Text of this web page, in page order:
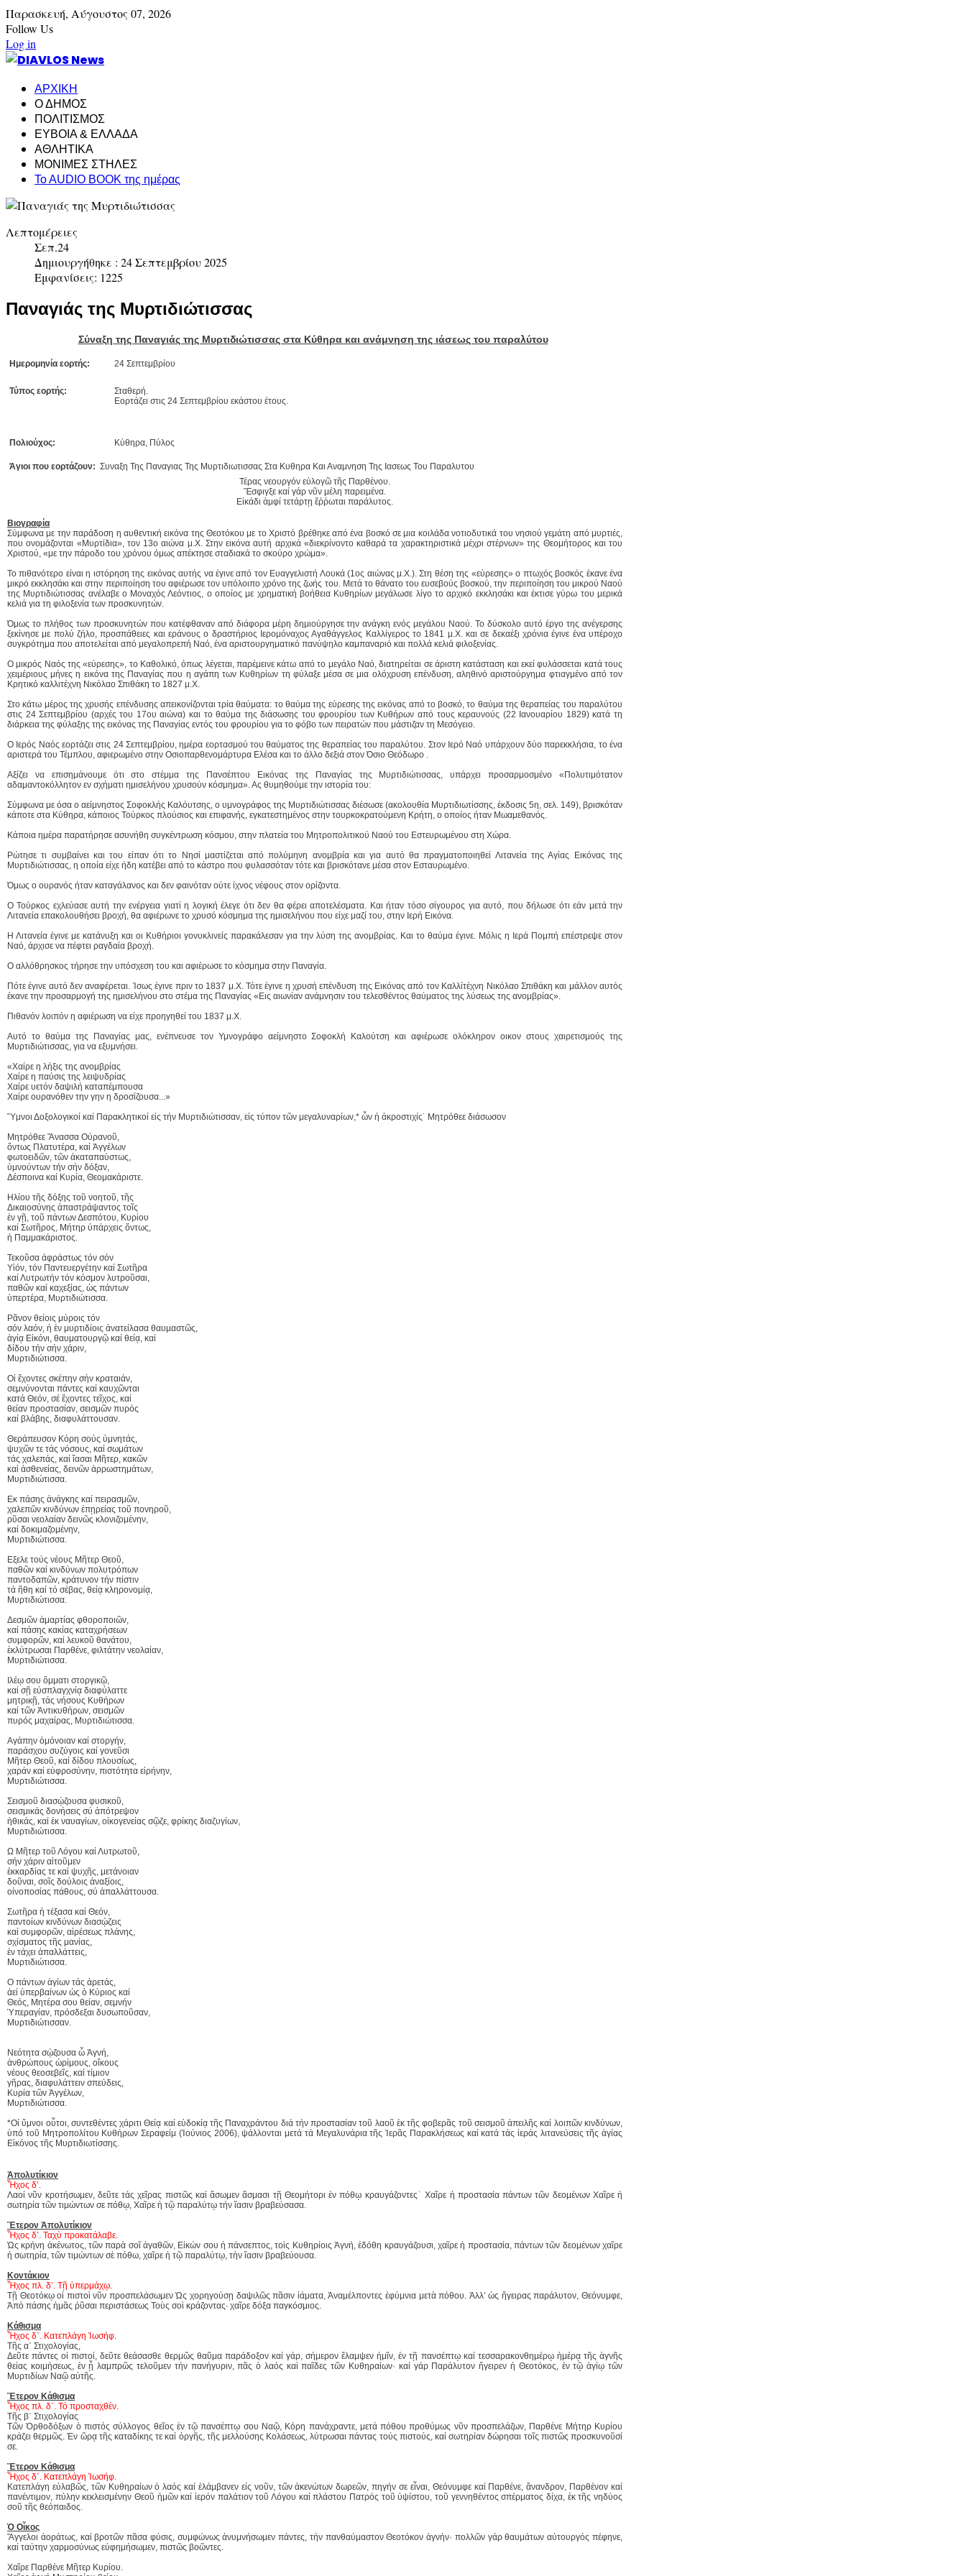
Παρασκευή, Αύγουστος 07, 2026
Follow Us
Log in
ΑΡΧΙΚΗ
Ο ΔΗΜΟΣ
ΠΟΛΙΤΙΣΜΟΣ
ΕΥΒΟΙΑ & ΕΛΛΑΔΑ
ΑΘΛΗΤΙΚΑ
ΜΟΝΙΜΕΣ ΣΤΗΛΕΣ
To AUDIO BOOK της ημέρας
Λεπτομέρειες
Σεπ.24
Δημιουργήθηκε : 24 Σεπτεμβρίου 2025
Εμφανίσεις: 1225
Παναγιάς της Μυρτιδιώτισσας
Σύναξη της Παναγιάς της Μυρτιδιώτισσας στα Κύθηρα και ανάμνηση της ιάσεως του παραλύτου
Ημερομηνία εορτής: 24 Σεπτεμβρίου
Τύπος εορτής:
Σταθερή.
Εορτάζει στις 24 Σεπτεμβρίου εκάστου έτους.
Πολιούχος: Κύθηρα, Πύλος
Άγιοι που εορτάζουν: Συναξη Της Παναγιας Της Μυρτιδιωτισσας Στα Κυθηρα Και Αναμνηση Της Ιασεως Του Παραλυτου
Τέρας νεουργόν εὐλογῶ τῆς Παρθένου.
Ἔσφιγξε καί γάρ νῦν μέλη παρειμένα.
Εἰκάδι ἀμφί τετάρτῃ ἔῤῥωται παράλυτος.
Βιογραφία
Σύμφωνα με την παράδοση η αυθεντική εικόνα της Θεοτόκου με το Χριστό βρέθηκε από ένα βοσκό σε μια κοιλάδα νοτιοδυτικά του νησιού γεμάτη από μυρτιές,
που ονομάζονται «Μυρτίδια», τον 13ο αιώνα μ.Χ. Στην εικόνα αυτή αρχικά «διεκρίνοντο καθαρά τα χαρακτηριστικά μέχρι στέρνων» της Θεομήτορος και του
Χριστού, «με την πάροδο του χρόνου όμως απέκτησε σταδιακά το σκούρο χρώμα».
Το πιθανότερο είναι η ιστόρηση της εικόνας αυτής να έγινε από τον Ευαγγελιστή Λουκά (1ος αιώνας μ.Χ.). Στη θέση της «εύρεσης» ο πτωχός βοσκός έκανε ένα
μικρό εκκλησάκι και στην περιποίηση του αφιέρωσε τον υπόλοιπο χρόνο της ζωής του. Μετά το θάνατο του ευσεβούς βοσκού, την περιποίηση του μικρού Ναού
της Μυρτιδιώτισσας ανέλαβε ο Μοναχός Λεόντιος, ο οποίος με χρηματική βοήθεια Κυθηρίων μεγάλωσε λίγο το αρχικό εκκλησάκι και έκτισε γύρω του μερικά
κελιά για τη φιλοξενία των προσκυνητών.
Όμως το πλήθος των προσκυνητών που κατέφθαναν από διάφορα μέρη δημιούργησε την ανάγκη ενός μεγάλου Ναού. Το δύσκολο αυτό έργο της ανέγερσης
ξεκίνησε με πολύ ζήλο, προσπάθειες και εράνους ο δραστήριος Ιερομόναχος Αγαθάγγελος Καλλίγερος το 1841 μ.Χ. και σε δεκαέξι χρόνια έγινε ένα υπέροχο
συγκρότημα που αποτελείται από μεγαλοπρεπή Ναό, ένα αριστουργηματικό πανύψηλο καμπαναριό και πολλά κελιά φιλοξενίας.
Ο μικρός Ναός της «εύρεσης», το Καθολικό, όπως λέγεται, παρέμεινε κάτω από το μεγάλο Ναό, διατηρείται σε άριστη κατάσταση και εκεί φυλάσσεται κατά τους
χειμέριους μήνες η εικόνα της Παναγίας που η αγάπη των Κυθηρίων τη φύλαξε μέσα σε μια ολόχρυση επένδυση, αληθινό αριστούργημα φτιαγμένο από τον
Κρητικό καλλιτέχνη Νικόλαο Σπιθάκη το 1827 μ.Χ.
Στο κάτω μέρος της χρυσής επένδυσης απεικονίζονται τρία θαύματα: το θαύμα της εύρεσης της εικόνας από το βοσκό, το θαύμα της θεραπείας του παραλύτου
στις 24 Σεπτεμβρίου (αρχές του 17ου αιώνα) και το θαύμα της διάσωσης του φρουρίου των Κυθήρων από τους κεραυνούς (22 Ιανουαρίου 1829) κατά τη
διάρκεια της φύλαξης της εικόνας της Παναγίας εντός του φρουρίου για το φόβο των πειρατών που μάστιζαν τη Μεσόγειο.
Ο Ιερός Ναός εορτάζει στις 24 Σεπτεμβρίου, ημέρα εορτασμού του θαύματος της θεραπείας του παραλύτου. Στον Ιερό Ναό υπάρχουν δύο παρεκκλήσια, το ένα
αριστερά του Τέμπλου, αφιερωμένο στην Οσιοπαρθενομάρτυρα Ελέσα και το άλλο δεξιά στον Όσιο Θεόδωρο .
Αξίζει να επισημάνουμε ότι στο στέμμα της Πανσέπτου Εικόνας της Παναγίας της Μυρτιδιώτισσας, υπάρχει προσαρμοσμένο «Πολυτιμότατον
αδαμαντοκόλλητον εν σχήματι ημισελήνου χρυσούν κόσμημα». Ας θυμηθούμε την ιστορία του:
Σύμφωνα με όσα ο αείμνηστος Σοφοκλής Καλόυτσης, ο υμνογράφος της Μυρτιδιώτισσας διέσωσε (ακολουθία Μυρτιδιωτίσσης, έκδοσις 5η, σελ. 149), βρισκόταν
κάποτε στα Κύθηρα, κάποιος Τούρκος πλούσιος και επιφανής, εγκατεστημένος στην τουρκοκρατούμενη Κρήτη, ο οποίος ήταν Μωαμεθανός.
Κάποια ημέρα παρατήρησε ασυνήθη συγκέντρωση κόσμου, στην πλατεία του Μητροπολιτικού Ναού του Εστευρωμένου στη Χώρα.
Ρώτησε τι συμβαίνει και του είπαν ότι το Νησί μαστίζεται από πολύμηνη ανομβρία και για αυτό θα πραγματοποιηθεί Λιτανεία της Αγίας Εικόνας της
Μυρτιδιώτισσας, η οποία είχε ήδη κατέβει από το κάστρο που φυλασσόταν τότε και βρισκότανε μέσα στον Εσταυρωμένο.
Όμως ο ουρανός ήταν καταγάλανος και δεν φαινόταν ούτε ίχνος νέφους στον ορίζοντα.
Ο Τούρκος εχλεύασε αυτή την ενέργεια γιατί η λογική έλεγε ότι δεν θα φέρει αποτελέσματα. Και ήταν τόσο σίγουρος για αυτό, που δήλωσε ότι εάν μετά την
Λιτανεία επακολουθήσει βροχή, θα αφιέρωνε το χρυσό κόσμημα της ημισελήνου που είχε μαζί του, στην Ιερή Εικόνα.
Η Λιτανεία έγινε με κατάνυξη και οι Κυθήριοι γονυκλινείς παρακάλεσαν για την λύση της ανομβρίας. Και το θαύμα έγινε. Μόλις η Ιερά Πομπή επέστρεψε στον
Ναό, άρχισε να πέφτει ραγδαία βροχή.
Ο αλλόθρησκος τήρησε την υπόσχεση του και αφιέρωσε το κόσμημα στην Παναγία.
Πότε έγινε αυτό δεν αναφέρεται. Ίσως έγινε πριν το 1837 μ.Χ. Τότε έγινε η χρυσή επένδυση της Εικόνας από τον Καλλίτέχνη Νικόλαο Σπιθάκη και μάλλον αυτός
έκανε την προσαρμογή της ημισελήνου στο στέμα της Παναγίας «Εις αιωνίαν ανάμνησιν του τελεσθέντος θαύματος της λύσεως της ανομβρίας».
Πιθανόν λοιπόν η αφιέρωση να είχε προηγηθεί του 1837 μ.Χ.
Αυτό το θαύμα της Παναγίας μας, ενέπνευσε τον Υμνογράφο αείμνηστο Σοφοκλή Καλούτση και αφιέρωσε ολόκληρον οικον στους χαιρετισμούς της
Μυρτιδιώτισσας, για να εξυμνήσει.
«Χαίρε η λήξις της ανομβρίας
Χαίρε η παύσις της λειψυδρίας
Χαίρε υετόν δαψιλή καταπέμπουσα
Χαίρε ουρανόθεν την γην η δροσίζουσα...»
Ὕμνοι Δοξολογικοί καί Παρακλητικοί εἰς τήν Μυρτιδιώτισσαν, εἰς τύπον τῶν μεγαλυναρίων,* ὧν ἡ ἀκροστιχίς˙ Μητρόθεε διάσωσον
Μητρόθεε Ἄνασσα Οὐρανοῦ,
ὄντως Πλατυτέρα, καί Ἀγγέλων
φωτοειδῶν, τῶν ἀκαταπαύστως,
ὑμνούντων τήν σήν δόξαν,
Δέσποινα καί Κυρία, Θεομακάριστε.
Ηλίου τῆς δόξης τοῦ νοητοῦ, τῆς
Δικαιοσύνης ἀπαστράψαντος τοῖς
ἐν γῇ, τοῦ πάντων Δεσπότου, Κυρίου
καί Σωτῆρος, Μήτηρ ὑπάρχεις ὄντως,
ἡ Παμμακάριστος.
Τεκοῦσα ἀφράστως τόν σόν
Υἱόν, τόν Παντευεργέτην καί Σωτῆρα
καί Λυτρωτήν τόν κόσμον λυτροῦσαι,
παθῶν καί καχεξίας, ὡς πάντων
ὑπερτέρα, Μυρτιδιώτισσα.
Ρᾶνον θείοις μύροις τόν
σόν λαόν, ἡ ἐν μυρτιδίοις ἀνατείλασα θαυμαστῶς,
ἁγίᾳ Εἰκόνι, θαυματουργῷ καί θείᾳ, καί
δίδου τήν σήν χάριν,
Μυρτιδιώτισσα.
Οἱ ἔχοντες σκέπην σήν κραταιάν,
σεμνύνονται πάντες καί καυχῶνται
κατά Θεόν, σέ ἔχοντες τεῖχος, καί
θείαν προστασίαν, σεισμῶν πυρός
καί βλάβης, διαφυλάττουσαν.
Θεράπευσον Κόρη σούς ὑμνητάς,
ψυχῶν τε τάς νόσους, καί σωμάτων
τάς χαλεπάς, καί ἴασαι Μῆτερ, κακῶν
καί ἀσθενείας, δεινῶν ἀρρωστημάτων,
Μυρτιδιώτισσα.
Εκ πάσης ἀνάγκης καί πειρασμῶν,
χαλεπῶν κινδύνων ἐπῃρείας τοῦ πονηροῦ,
ρῦσαι νεολαίαν δεινῶς κλονιζομένην,
καί δοκιμαζομένην,
Μυρτιδιώτισσα.
Εξελε τούς νέους Μῆτερ Θεοῦ,
παθῶν καί κινδύνων πολυτρόπων
παντοδαπῶν, κράτυνον τήν πίστιν
τά ἤθη καί τό σέβας, θείᾳ κληρονομίᾳ,
Μυρτιδιώτισσα.
Δεσμῶν ἁμαρτίας φθοροποιῶν,
καί πάσης κακίας καταχρήσεων
συμφορῶν, καί λευκοῦ θανάτου,
ἐκλύτρωσαι Παρθένε, φιλτάτην νεολαίαν,
Μυρτιδιώτισσα.
Ιλέῳ σου ὄμματι στοργικῷ,
καί σῇ εὐσπλαγχνίᾳ διαφύλαττε
μητρικῇ, τάς νήσους Κυθήρων
καί τῶν Ἀντικυθήρων, σεισμῶν
πυρός μαχαίρας, Μυρτιδιώτισσα.
Αγάπην ὁμόνοιαν καί στοργήν,
παράσχου συζύγοις καί γονεῦσι
Μῆτερ Θεοῦ, καί δίδου πλουσίως,
χαράν καί εὐφροσύνην, πιστότητα εἰρήνην,
Μυρτιδιώτισσα.
Σεισμοῦ διασῴζουσα φυσικοῦ,
σεισμικάς δονήσεις σύ ἀπότρεψον
ἠθικάς, καί ἐκ ναυαγίων, οἰκογενείας σῷζε, φρίκης διαζυγίων,
Μυρτιδιώτισσα.
Ω Μῆτερ τοῦ Λόγου καί Λυτρωτοῦ,
σήν χάριν αἰτοῦμεν
ἐκκαρδίας τε καί ψυχῆς, μετάνοιαν
δοῦναι, σοῖς δούλοις ἀναξίοις,
οἰνοποσίας πάθους, σύ ἀπαλλάττουσα.
Σωτῆρα ἡ τέξασα καί Θεόν,
παντοίων κινδύνων διασῴζεις
καί συμφορῶν, αἱρέσεως πλάνης,
σχίσματος τῆς μανίας,
ἐν τάχει ἀπαλλάττεις,
Μυρτιδιώτισσα.
Ο πάντων ἁγίων τάς ἀρετάς,
ἀεί ὑπερβαίνων ὡς ὁ Κύριος καί
Θεός, Μητέρα σου θείαν, σεμνήν
Ὑπεραγίαν, πρόσδεξαι δυσωποῦσαν,
Μυρτιδιώτισσαν.
Νεότητα σῴζουσα ὦ Ἁγνή,
ἀνθρώπους ὡρίμους, οἴκους
νέους θεοσεβεῖς, καί τίμιον
γῆρας, διαφυλάττειν σπεύδεις,
Κυρία τῶν Ἀγγέλων,
Μυρτιδιώτισσα.
*Οἱ ὕμνοι οὗτοι, συντεθέντες χάριτι Θείᾳ καί εὐδοκίᾳ τῆς Παναχράντου διά τήν προστασίαν τοῦ λαοῦ ἐκ τῆς φοβερᾶς τοῦ σεισμοῦ ἀπειλῆς καί λοιπῶν κινδύνων,
ὑπό τοῦ Μητροπολίτου Κυθήρων Σεραφείμ (Ἰούνιος 2006), ψάλλονται μετά τά Μεγαλυνάρια τῆς Ἱερᾶς Παρακλήσεως καί κατά τάς ἱεράς λιτανεύσεις τῆς ἁγίας
Εἰκόνος τῆς Μυρτιδιωτίσσης.
Ἀπολυτίκιον
Ἦχος δ’.
Λαοί νῦν κροτήσωμεν, δεῦτε τάς χεῖρας πιστῶς καί ἄσωμεν ἄσμασι τῇ Θεομήτορι ἐν πόθῳ κραυγάζοντες˙ Χαῖρε ἡ προστασία πάντων τῶν δεομένων Χαῖρε ἡ
σωτηρία τῶν τιμώντων σε πόθῳ, Χαῖρε ἡ τῷ παραλύτῳ τήν ἴασιν βραβεύσασα.
Ἕτερον Ἀπολυτίκιον
Ἦχος δ’. Ταχὺ προκατάλαβε.
Ὡς κρήνη ἀκένωτος, τῶν παρὰ σοῖ ἀγαθῶν, Εἰκών σου ἡ πάνσεπτος, τοὶς Κυθηρίοις Ἁγνή, ἐδόθη κραυγάζουσι, χαῖρε ἡ προστασία, πάντων τῶν δεομένων χαῖρε
ἡ σωτηρία, τῶν τιμώντων σὲ πόθω, χαῖρε ἡ τῷ παραλύτῳ, τὴν ἴασιν βραβεύουσα.
Κοντάκιον
Ἦχος πλ. δ’. Τῇ ὑπερμάχῳ.
Τῇ Θεοτόκῳ οἱ πιστοὶ νῦν προσπελάσωμεν Ὡς χορηγούσῃ δαψιλῶς πᾶσιν ἰάματα, Ἀναμέλποντες ἐφύμνια μετὰ πόθου. Ἀλλ’ ὡς ἤγειρας παράλυτον, Θεόνυμφε,
Ἀπὸ πάσης ἡμᾶς ῥῦσαι περιστάσεως Τοὺς σοὶ κράζοντας· χαῖρε δόξα παγκόσμιος.
Κάθισμα
Ἦχος δ΄. Κατεπλάγη Ἰωσήφ.
Τῆς α΄ Στιχολογίας,
Δεῦτε πάντες οἱ πιστοί, δεῦτε θεάσασθε θερμῶς θαῦμα παράδοξον καί γάρ, σήμερον ἔλαμψεν ἡμῖν, ἐν τῇ πανσέπτῳ καί τεσσαρακονθημέρῳ ἡμέρᾳ τῆς ἁγνῆς
θείας κοιμήσεως, ἐν ᾗ λαμπρῶς τελοῦμεν τήν πανήγυριν, πᾶς ὁ λαός καί παῖδες τῶν Κυθηραίων· καί γάρ Παράλυτον ἤγειρεν ἡ Θεοτόκος, ἐν τῷ ἁγίῳ τῶν
Μυρτιδίων Ναῷ αὐτῆς.
Ἕτερον Κάθισμα
Ἦχος πλ. δ΄. Τό προσταχθέν.
Τῆς β΄ Στιχολογίας
Τῶν Ὀρθοδόξων ὁ πιστός σύλλογος θεῖος ἐν τῷ πανσέπτῳ σου Ναῷ, Κόρη πανάχραντε, μετά πόθου προθύμως νῦν προσπελάζων, Παρθένε Μήτηρ Κυρίου
κράζει θερμῶς. Ἐν ὥρᾳ τῆς καταδίκης τε καί ὀργῆς, τῆς μελλούσης Κολάσεως, λύτρωσαι πάντας τούς πιστούς, καί σωτηρίαν δώρησαι τοῖς πιστῶς προσκυνοῦσί
σε.
Ἕτερον Κάθισμα
Ἦχος δ΄. Κατεπλάγη Ἰωσήφ.
Κατεπλάγη εὐλαβῶς, τῶν Κυθηραίων ὁ λαός καί ἐλάμβανεν εἰς νοῦν, τῶν ἀκενώτων δωρεῶν, πηγήν σε εἶναι, Θεόνυμφε καί Παρθένε, ἄνανδρον, Παρθένον καί
πανέντιμον, πύλην κεκλεισμένην Θεοῦ ἡμῶν καί ἱερόν παλάτιον τοῦ Λόγου καί πλάστου Πατρός τοῦ ὑψίστου, τοῦ γεννηθέντος σπέρματος δίχα, ἐκ τῆς νηδύος
σοῦ τῆς θεόπαιδος.
Ὁ Οἶκος
Ἄγγελοι ἀοράτως, καί βροτῶν πᾶσα φύσις, συμφώνως ἀνυμνήσωμεν πάντες, τήν πανθαύμαστον Θεοτόκον ἁγνήν· πολλῶν γάρ θαυμάτων αὐτουργός πέφηνε,
καί ταύτην χαρμοσύνως εὐφημήσωμεν, πιστῶς βοῶντες.
Χαῖρε Παρθένε Μῆτερ Κυρίου.